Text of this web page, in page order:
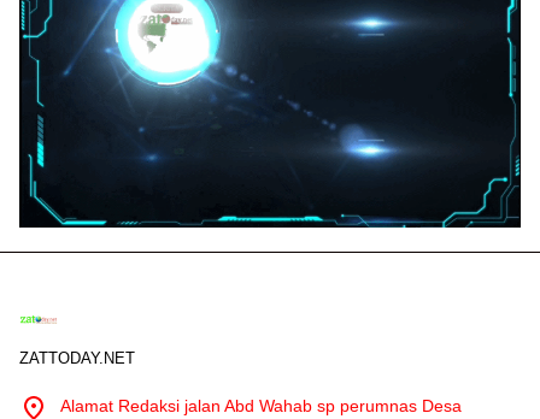
ZATTODAY.NET
Alamat Redaksi jalan Abd Wahab sp perumnas Desa